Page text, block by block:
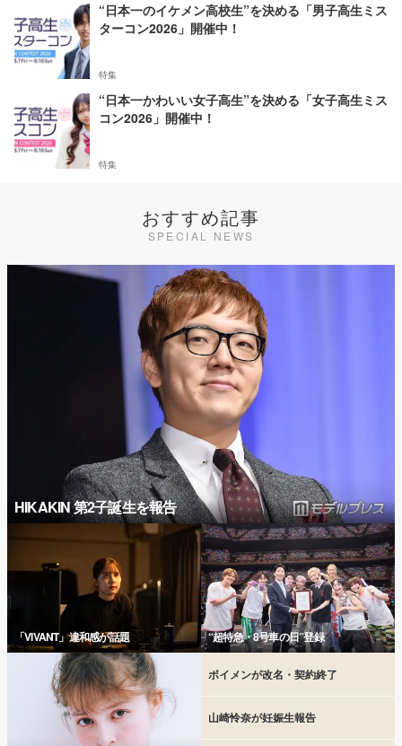
“日本一のイケメン高校生”を決める「男子高生ミス
ターコン2026」開催中！
特集
“日本一かわいい女子高生”を決める「女子高生ミス
コン2026」開催中！
特集
おすすめ記事
SPECIAL NEWS
HIKAKIN 第2子誕生を報告
「VIVANT」違和感が話題 “超特急・8号車の日”登録
ボイメンが改名・契約終了
山崎怜奈が妊娠生報告